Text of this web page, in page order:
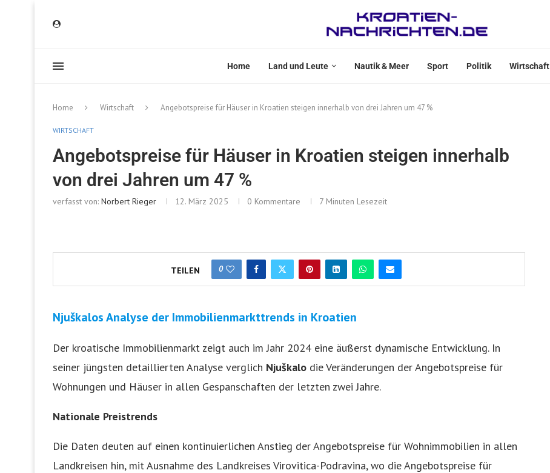
Home Land und Leute Nautik & Meer Sport Politik Wirtschaft
Home Wirtschaft Angebotspreise für Häuser in Kroatien steigen innerhalb von drei Jahren um 47 %
WIRTSCHAFT
Angebotspreise für Häuser in Kroatien steigen innerhalb
von drei Jahren um 47 %
verfasst von: Norbert Rieger 12. März 2025 0 Kommentare 7 Minuten Lesezeit
TEILEN 0
Njuškalos Analyse der Immobilienmarkttrends in Kroatien
Der kroatische Immobilienmarkt zeigt auch im Jahr 2024 eine äußerst dynamische Entwicklung. In
seiner jüngsten detaillierten Analyse verglich Njuškalo die Veränderungen der Angebotspreise für
Wohnungen und Häuser in allen Gespanschaften der letzten zwei Jahre.
Nationale Preistrends
Die Daten deuten auf einen kontinuierlichen Anstieg der Angebotspreise für Wohnimmobilien in allen
Landkreisen hin, mit Ausnahme des Landkreises Virovitica-Podravina, wo die Angebotspreise für